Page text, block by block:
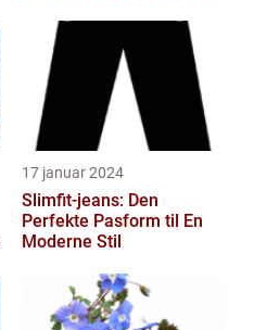
som ønsk...
17 januar 2024
Slimfit-jeans: Den
Perfekte Pasform til En
Moderne Stil